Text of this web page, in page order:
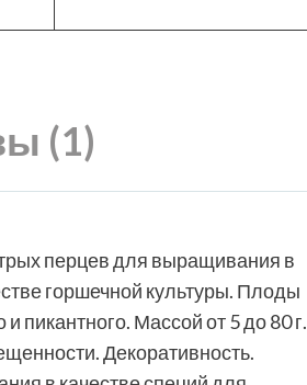
(1)
перцев для выращивания в
горшечной культуры. Плоды
пикантного. Массой от 5 до 80 г.
Декоративность.